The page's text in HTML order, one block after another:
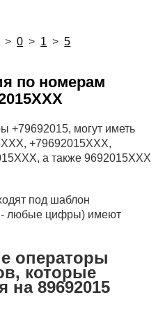
> 0 > 1 > 5
по номерам
+79692015, могут иметь
+79692015XXX,
а также 9692015XXX
под шаблон
- любые цифры) имеют
операторы
которые
на 89692015